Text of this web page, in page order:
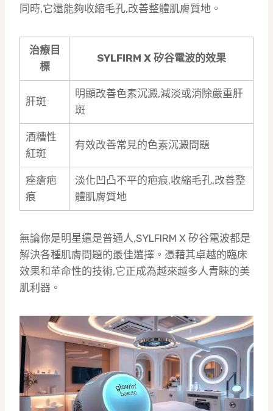
同時,它還能夠收縮毛孔,改善整體肌膚質地。
治療目
標
SYLFIRM X 矽谷電波的效果
肝斑
明顯改善色素沉澱,減淡或消除嚴重肝
斑
酒糟性
紅斑
有效改善常見的色素沉澱問題
痤瘡疤
痕
淡化凹凸不平的疤痕,收縮毛孔,改善整
體肌膚質地
無論你是明星還是普通人,SYLFIRM X 矽谷電波都是
解決各種肌膚問題的最佳選擇。憑藉其卓越的臨床
效果和革命性的技術,它正成為越來越多人青睞的美
肌利器。